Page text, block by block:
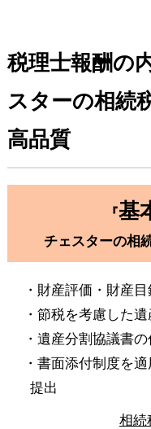
税理士報酬の
スターの相続
高品質
『基
チェスターの相
・財産評価・財産
・節税を考慮した
・遺産分割協議書
・書面添付制度を
提出
相続